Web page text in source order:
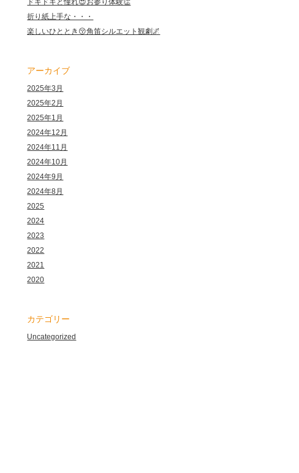
ドキドキと憧れ😍お参り体験👏
折り紙上手な・・・
楽しいひととき😚角笛シルエット観劇🌌
アーカイブ
2025年3月
2025年2月
2025年1月
2024年12月
2024年11月
2024年10月
2024年9月
2024年8月
2025
2024
2023
2022
2021
2020
カテゴリー
Uncategorized